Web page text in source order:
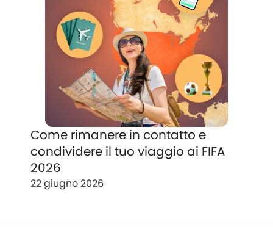
Come rimanere in contatto e
condividere il tuo viaggio ai FIFA
2026
22 giugno 2026